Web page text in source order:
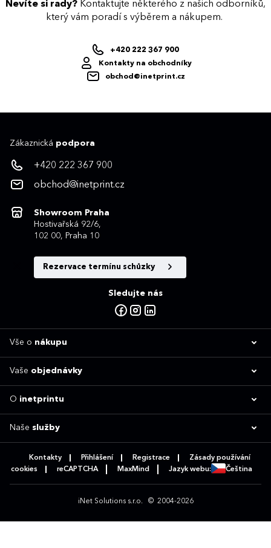
Nevíte si rady? Kontaktujte některého z našich odborníků,
který vám poradí s výběrem a nákupem.
+420 222 367 900
Kontakty na obchodníky
obchod@inetprint.cz
Zákaznická podpora
+420 222 367 900
obchod@inetprint.cz
Showroom Praha
Hostivařská 92/6,
102 00, Praha 10
Rezervace termínu schůzky
Sledujte nás
Vše o nákupu
Vaše objednávky
O inetprintu
Naše služby
Kontakty Přihlášení Registrace
Zásady používání
cookies
reCAPTCHA MaxMind Jazyk webu: Čeština
iNet Solutions s.r.o. © 2004-2026